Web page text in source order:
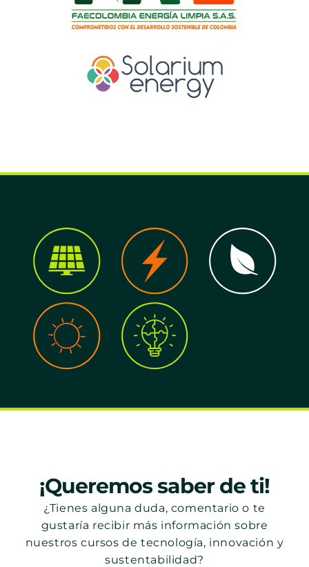
¡Queremos saber de ti!
¿Tienes alguna duda, comentario o te
gustaría recibir más información sobre
nuestros cursos de tecnología, innovación y
sustentabilidad?